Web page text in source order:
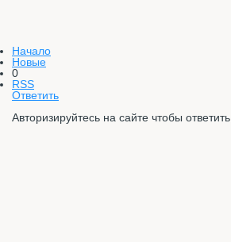
Начало
Новые
0
RSS
Ответить
Авторизируйтесь на сайте чтобы ответить.